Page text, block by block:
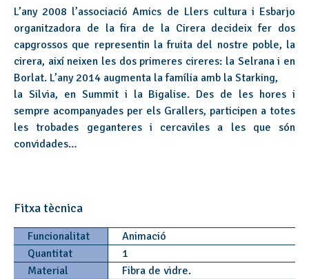
L’any 2008 l’associació Amics de Llers cultura i Esbarjo
organitzadora de la fira de la Cirera decideix fer dos
capgrossos que representin la fruita del nostre poble, la
cirera, així neixen les dos primeres cireres: la Selrana i en
Borlat. L’any 2014 augmenta la família amb la Starking,
la Silvia, en Summit i la Bigalise. Des de les hores i
sempre acompanyades per els Grallers, participen a totes
les trobades geganteres i cercaviles a les que són
convidades…
Fitxa tècnica
Funcionalitat
Animació
Quantitat
1
Material
Fibra de vidre.